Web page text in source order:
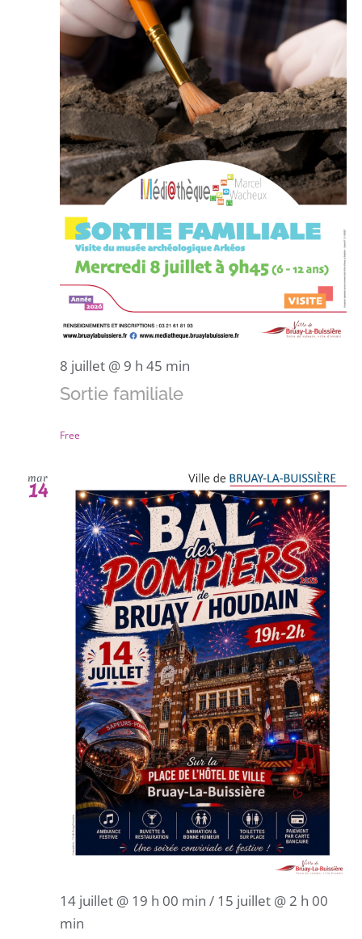
8 juillet @ 9 h 45 min
Sortie familiale
Free
mar
14
14 juillet @ 19 h 00 min / 15 juillet @ 2 h 00
min